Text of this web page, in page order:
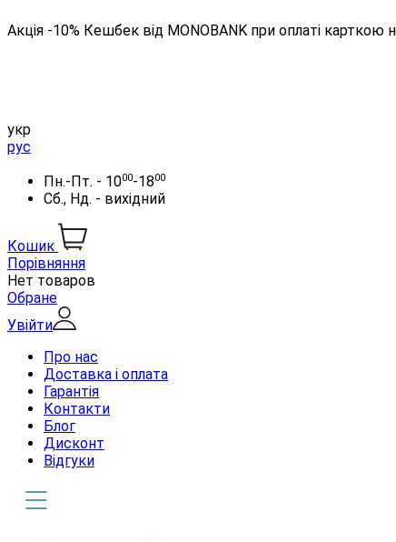
Акція -10% Кешбек від MONOBANK при оплаті карткою
укр
рус
Пн.-Пт. - 1000-1800
Сб., Нд. - вихідний
Кошик
Порівняння
Нет товаров
Обране
Увійти
Про нас
Доставка і оплата
Гарантія
Контакти
Блог
Дисконт
Відгуки